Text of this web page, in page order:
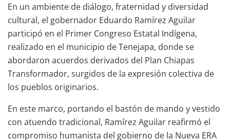
En un ambiente de diálogo, fraternidad y diversidad
cultural, el gobernador Eduardo Ramírez Aguilar
participó en el Primer Congreso Estatal Indígena,
realizado en el municipio de Tenejapa, donde se
abordaron acuerdos derivados del Plan Chiapas
Transformador, surgidos de la expresión colectiva de
los pueblos originarios.
En este marco, portando el bastón de mando y vestido
con atuendo tradicional, Ramírez Aguilar reafirmó el
compromiso humanista del gobierno de la Nueva ERA